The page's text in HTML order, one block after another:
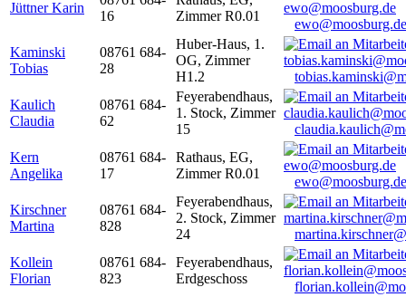
Jüttner Karin
16
Zimmer R0.01
ewo@moosburg.de
Kaminski
Tobias
08761 684-
28
Huber-Haus, 1.
OG, Zimmer
H1.2
Kaulich
Claudia
08761 684-
62
Feyerabendhaus,
1. Stock, Zimmer
15
Kern
Angelika
08761 684-
17
Rathaus, EG,
Zimmer R0.01
ewo@moosburg.de
Kirschner
Martina
08761 684-
828
Feyerabendhaus,
2. Stock, Zimmer
24
Kollein
Florian
08761 684-
823
Feyerabendhaus,
Erdgeschoss